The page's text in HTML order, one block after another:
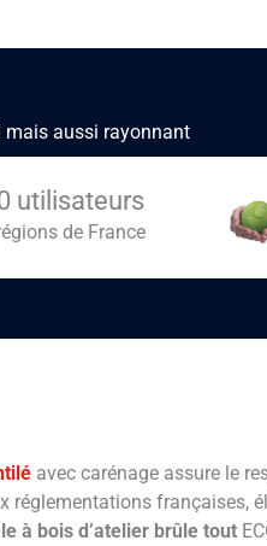
aussi rayonnant
utilisateurs
de France
avec carénage assure le
réglementations françaises,
à bois d’atelier brûle tout